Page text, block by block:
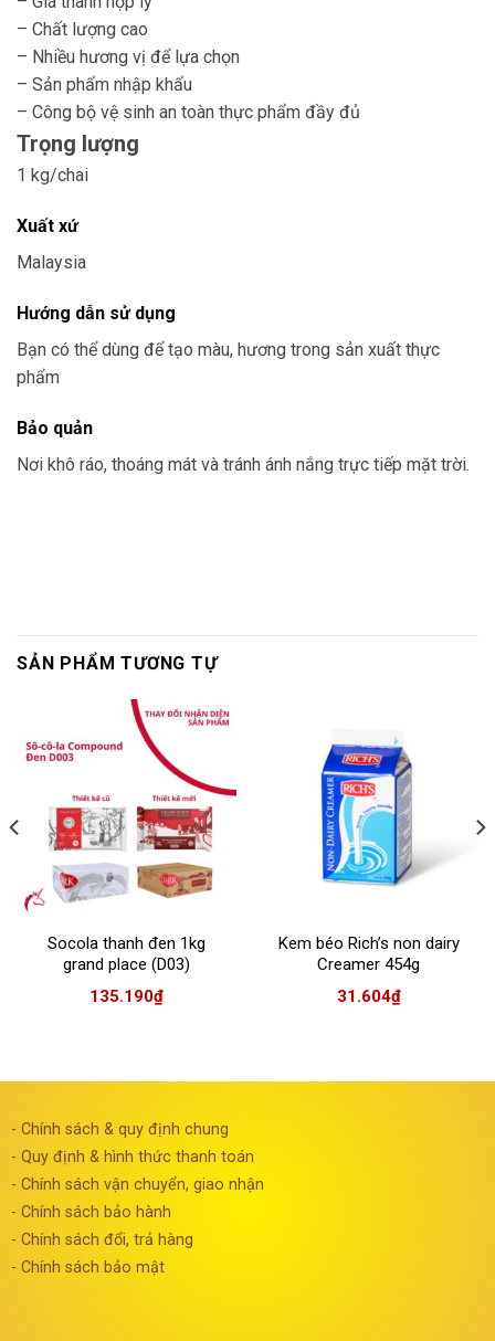
– Chất lượng cao
– Nhiều hương vị để lựa chọn
– Sản phẩm nhập khẩu
– Công bộ vệ sinh an toàn thực phẩm đầy đủ
Trọng lượng
1 kg/chai
Xuất xứ
Malaysia
Hướng dẫn sử dụng
Bạn có thể dùng để tạo màu, hương trong sản xuất thực
phẩm
Bảo quản
Nơi khô ráo, thoáng mát và tránh ánh nắng trực tiếp mặt trời.
SẢN PHẨM TƯƠNG TỰ
Socola thanh đen 1kg
grand place (D03)
135.190₫
Kem béo Rich’s non dairy
Creamer 454g
31.604₫
- Chính sách & quy định chung
- Quy định & hình thức thanh toán
- Chính sách vận chuyển, giao nhận
- Chính sách bảo hành
- Chính sách đổi, trả hàng
- Chính sách bảo mật